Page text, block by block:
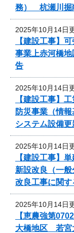
務） 杭瀬川掘
2025年10月14日
【建設工事】
事業上赤河橋
告
2025年10月14日
【建設工事】
防災事業（情
システム設備
2025年10月14日
【建設工事】
新設改良（一
改良工事に関
2025年10月14日
【恵農強第
大橋地区 若宮